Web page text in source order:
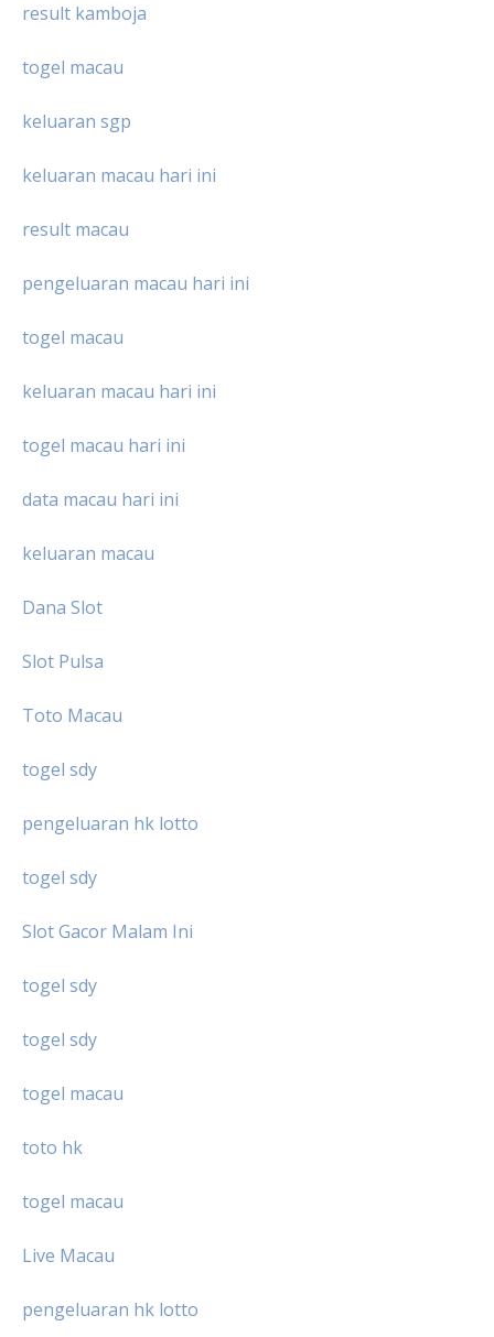
result kamboja
togel macau
keluaran sgp
keluaran macau hari ini
result macau
pengeluaran macau hari ini
togel macau
keluaran macau hari ini
togel macau hari ini
data macau hari ini
keluaran macau
Dana Slot
Slot Pulsa
Toto Macau
togel sdy
pengeluaran hk lotto
togel sdy
Slot Gacor Malam Ini
togel sdy
togel sdy
togel macau
toto hk
togel macau
Live Macau
pengeluaran hk lotto